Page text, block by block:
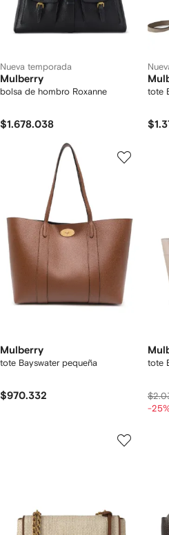
Nueva temporada
Mulberry
bolsa de hombro Roxanne
$1.678.038
tote
Mulberry
tote Bayswater pequeña
$970.332
tote
-